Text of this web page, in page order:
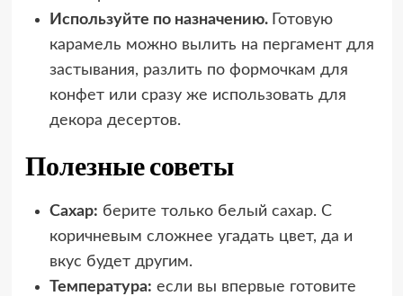
Используйте по назначению. Готовую
карамель можно вылить на пергамент для
застывания, разлить по формочкам для
конфет или сразу же использовать для
декора десертов.
Полезные советы
Сахар: берите только белый сахар. С
коричневым сложнее угадать цвет, да и
вкус будет другим.
Температура: если вы впервые готовите